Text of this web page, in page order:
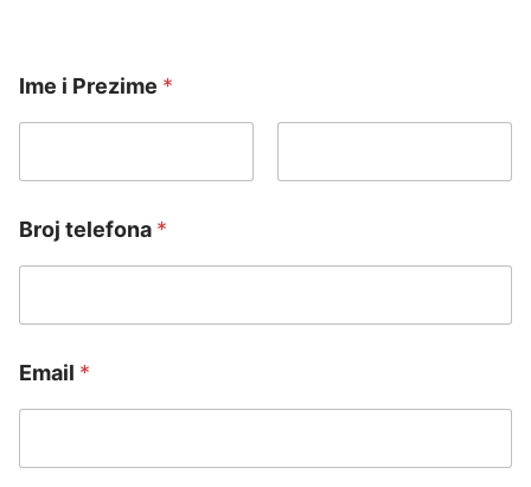
Ime i Prezime *
Broj telefona *
Email *